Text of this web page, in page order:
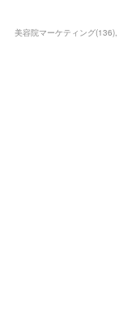
美容院マーケティング(136)